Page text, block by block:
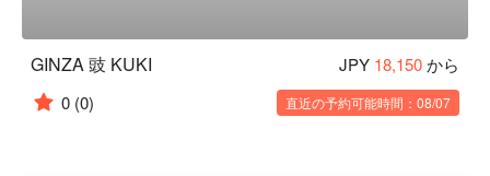
GINZA 豉 KUKI JPY 18,150から
0 (0) 直近の予約可能時間：08/07